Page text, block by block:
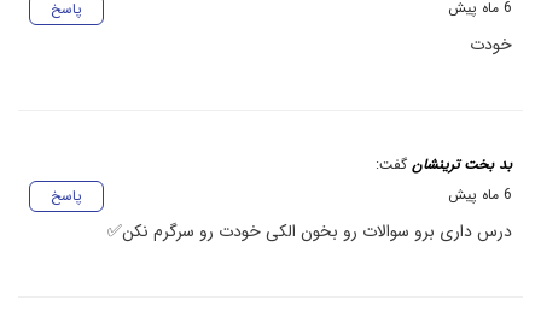
پاسخ
6 ماه پیش
خودت
بد بخت ترینشان گفت:
پاسخ
6 ماه پیش
درس داری برو سوالات رو بخون الکی خودت رو سرگرم نکن✅